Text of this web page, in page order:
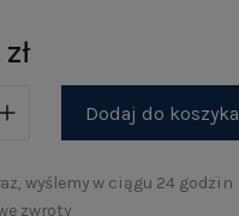
Dodaj do koszyka
wyślemy w ciągu 24 godzin
zwroty